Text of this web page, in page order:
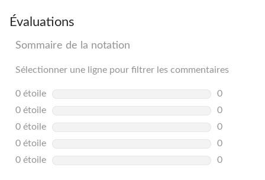
Évaluations
Sommaire de la notation
Sélectionner une ligne pour filtrer les commentaires
0 étoile étoiles
0
0
0 étoile étoiles
0
0
0 étoile étoiles
0
0
0 étoile étoiles
0
0
0 étoile étoiles
0